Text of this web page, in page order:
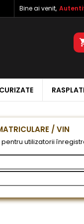
Bine ai venit,
/ VIN
utilizatorii